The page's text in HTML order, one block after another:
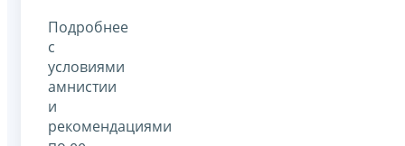
Подробнее
с
условиями
амнистии
и
рекомендациями